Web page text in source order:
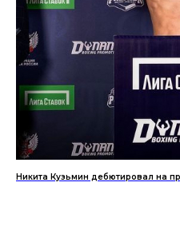
Никита Кузьмин дебютировал на